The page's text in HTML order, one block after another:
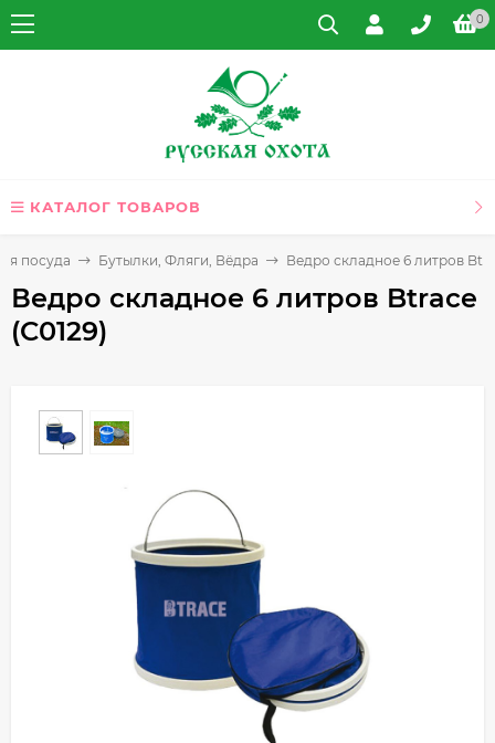
0
КАТАЛОГ ТОВАРОВ
посуда Бутылки, Фляги, Вёдра Ведро складное 6 литров
Ведро складное 6 литров Btrace
(C0129)